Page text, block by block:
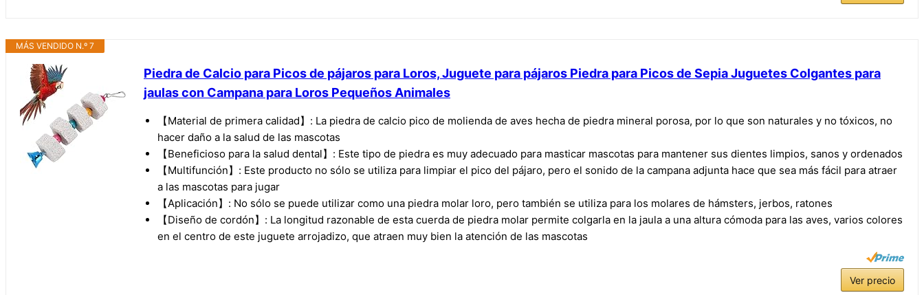
MÁS VENDIDO N.º 7
Piedra de Calcio para Picos de pájaros para Loros, Juguete para pájaros Piedra para Picos de Sepia Juguetes Colgantes para
jaulas con Campana para Loros Pequeños Animales
【Material de primera calidad】: La piedra de calcio pico de molienda de aves hecha de piedra mineral porosa, por lo que son naturales y no tóxicos, no
hacer daño a la salud de las mascotas
【Beneficioso para la salud dental】: Este tipo de piedra es muy adecuado para masticar mascotas para mantener sus dientes limpios, sanos y ordenados
【Multifunción】: Este producto no sólo se utiliza para limpiar el pico del pájaro, pero el sonido de la campana adjunta hace que sea más fácil para atraer
a las mascotas para jugar
【Aplicación】: No sólo se puede utilizar como una piedra molar loro, pero también se utiliza para los molares de hámsters, jerbos, ratones
【Diseño de cordón】: La longitud razonable de esta cuerda de piedra molar permite colgarla en la jaula a una altura cómoda para las aves, varios colores
en el centro de este juguete arrojadizo, que atraen muy bien la atención de las mascotas
Ver precio